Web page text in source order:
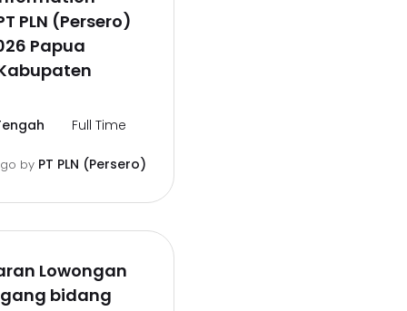
PLN (Persero)
Papua
Full Time
by PT PLN (Persero)
Lowongan
bidang